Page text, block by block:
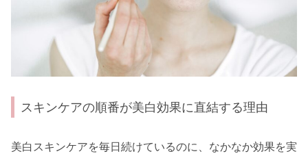
スキンケアの順番が美白効果に直結する理由
美白スキンケアを毎日続けているのに、なかなか効果を実